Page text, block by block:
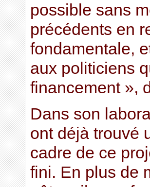
possible sans
précédents en
fondamentale,
aux politiciens
financement »,
Dans son
ont déjà trouvé
cadre de ce
fini. En plus de